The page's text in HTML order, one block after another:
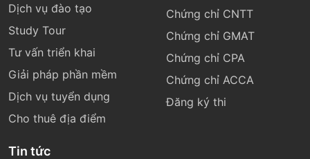
Dịch vụ đào tạo
Study Tour
Tư vấn triển khai
Giải pháp phần mềm
Dịch vụ tuyển dụng
Cho thuê địa điểm
Chứng chỉ CNTT
Chứng chỉ GMAT
Chứng chỉ CPA
Chứng chỉ ACCA
Đăng ký thi
Tin tức